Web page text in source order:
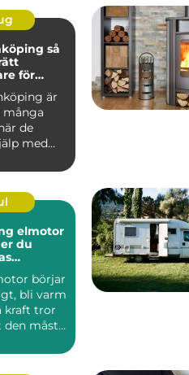
så
för
är
de
med
elmotor
du
börjar
bli varm
kraft tror
den måste